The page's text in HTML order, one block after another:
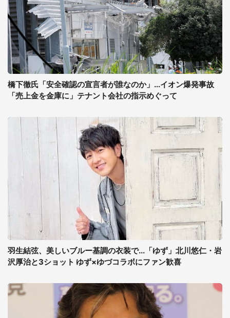
橋下徹氏「安全確認の宣言者が誰なのか」...イオン爆発事故
「売上金を金庫に」テナント会社の指示めぐって
羽生結弦、美しいブルー基調の衣装で...「ゆず」北川悠仁・岩
沢厚治と3ショット ゆず×ゆづコラボにファン歓喜